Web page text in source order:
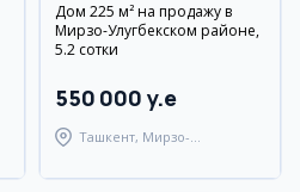
Дом 225 м² на продажу в
Мирзо-Улугбекском районе,
5.2 сотки
550 000 y.e
Ташкент, Мирзо-